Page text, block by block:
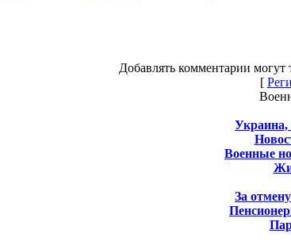
Добавлять комментарии могут
[
Военные
За